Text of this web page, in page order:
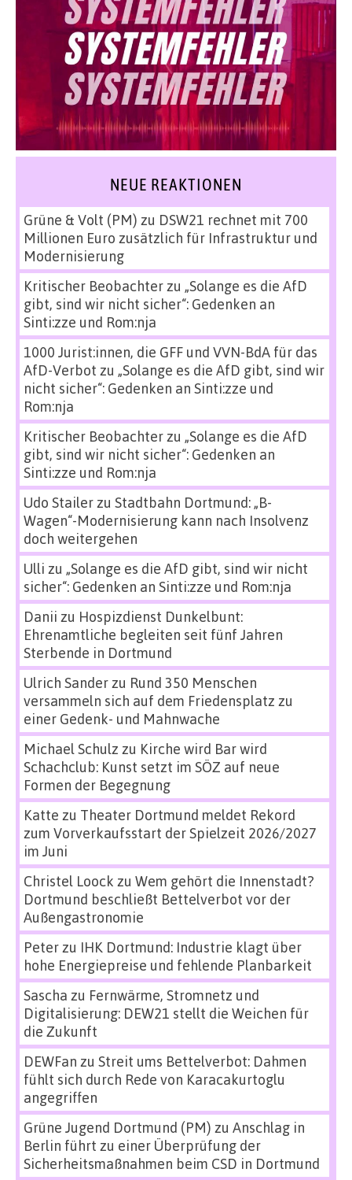
NEUE REAKTIONEN
Grüne & Volt (PM) zu DSW21 rechnet mit 700
Millionen Euro zusätzlich für Infrastruktur und
Modernisierung
Kritischer Beobachterzu „Solange es die AfD
gibt, sind wir nicht sicher“: Gedenken an
Sinti:zze und Rom:nja
1000 Jurist:innen, die GFF und VVN-BdA für das
AfD-Verbot zu „Solange es die AfD gibt, sind wir
nicht sicher“: Gedenken an Sinti:zze und
Rom:nja
Kritischer Beobachterzu „Solange es die AfD
gibt, sind wir nicht sicher“: Gedenken an
Sinti:zze und Rom:nja
Udo Stailerzu Stadtbahn Dortmund: „B-
Wagen“-Modernisierung kann nach Insolvenz
doch weitergehen
Ulli zu „Solange es die AfD gibt, sind wir nicht
sicher“: Gedenken an Sinti:zze und Rom:nja
Danii zu Hospizdienst Dunkelbunt:
Ehrenamtliche begleiten seit fünf Jahren
Sterbende in Dortmund
Ulrich Sanderzu Rund 350 Menschen
versammeln sich auf dem Friedensplatz zu
einer Gedenk- und Mahnwache
Michael Schulz zu Kirche wird Bar wird
Schachclub: Kunst setzt im SÖZ auf neue
Formen der Begegnung
Katte zu Theater Dortmund meldet Rekord
zum Vorverkaufsstart der Spielzeit 2026/2027
im Juni
Christel Loock zu Wem gehört die Innenstadt?
Dortmund beschließt Bettelverbot vor der
Außengastronomie
Peterzu IHK Dortmund: Industrie klagt über
hohe Energiepreise und fehlende Planbarkeit
Sascha zu Fernwärme, Stromnetz und
Digitalisierung: DEW21 stellt die Weichen für
die Zukunft
DEWFan zu Streit ums Bettelverbot: Dahmen
fühlt sich durch Rede von Karacakurtoglu
angegriffen
Grüne Jugend Dortmund (PM) zu Anschlag in
Berlin führt zu einer Überprüfung der
Sicherheitsmaßnahmen beim CSD in Dortmund